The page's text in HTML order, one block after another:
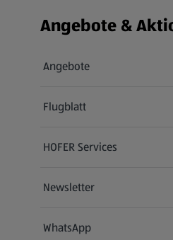
Angebote &
Angebote
Flugblatt
HOFER Services
Newsletter
WhatsApp